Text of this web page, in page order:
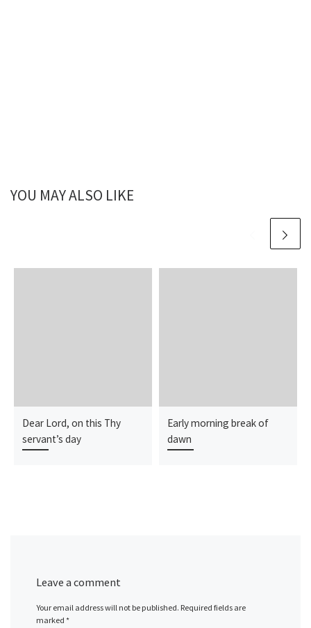
YOU MAY ALSO LIKE
Dear Lord, on this Thy
servant’s day
Early morning break of
dawn
Leave a comment
Your email address will not be published. Required fields are
marked *